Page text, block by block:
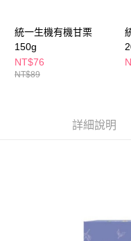
易，需依本服務之必要範圍內
權轉讓予恩沛科技股份有限公
２．關於個人資料處理事宜，
https://aftee.tw/terms/#terms3
４．使用「AFTEE先享後付
每筆NT$65，滿NT$490(
付款後7-11取貨
每筆NT$65，滿NT$490(含
統一生機有機甘栗
150g
NT$76
NT$89
詳細說明